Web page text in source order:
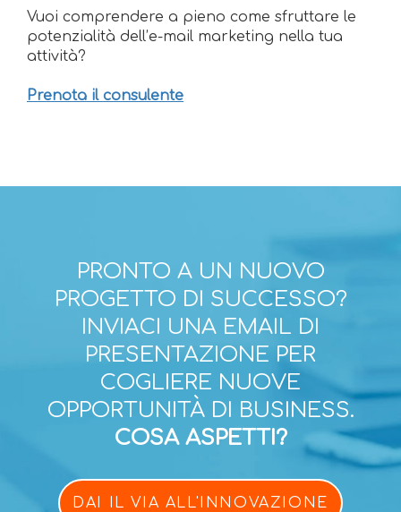
Vuoi comprendere a pieno come sfruttare le
potenzialità dell’e-mail marketing nella tua
attività?
Prenota il consulente
PRONTO A UN NUOVO
PROGETTO DI SUCCESSO?
INVIACI UNA EMAIL DI
PRESENTAZIONE PER
COGLIERE NUOVE
OPPORTUNITÀ DI BUSINESS.
COSA ASPETTI?
DAI IL VIA ALL'INNOVAZIONE